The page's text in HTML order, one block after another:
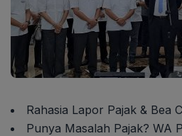
Rahasia Lapor Pajak & Bea
Punya Masalah Pajak? WA